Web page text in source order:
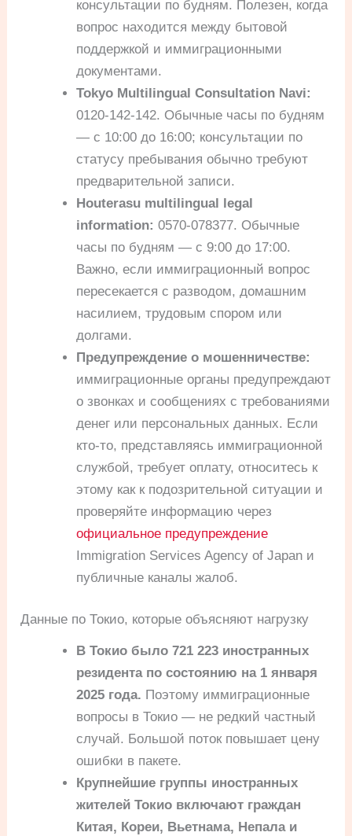
консультации по будням. Полезен, когда
вопрос находится между бытовой
поддержкой и иммиграционными
документами.
Tokyo Multilingual Consultation Navi:
0120-142-142. Обычные часы по будням
— с 10:00 до 16:00; консультации по
статусу пребывания обычно требуют
предварительной записи.
Houterasu multilingual legal
information: 0570-078377. Обычные
часы по будням — с 9:00 до 17:00.
Важно, если иммиграционный вопрос
пересекается с разводом, домашним
насилием, трудовым спором или
долгами.
Предупреждение о мошенничестве:
иммиграционные органы предупреждают
о звонках и сообщениях с требованиями
денег или персональных данных. Если
кто-то, представляясь иммиграционной
службой, требует оплату, относитесь к
этому как к подозрительной ситуации и
проверяйте информацию через
официальное предупреждение
Immigration Services Agency of Japan и
публичные каналы жалоб.
Данные по Токио, которые объясняют нагрузку
В Токио было 721 223 иностранных
резидента по состоянию на 1 января
2025 года. Поэтому иммиграционные
вопросы в Токио — не редкий частный
случай. Большой поток повышает цену
ошибки в пакете.
Крупнейшие группы иностранных
жителей Токио включают граждан
Китая, Кореи, Вьетнама, Непала и